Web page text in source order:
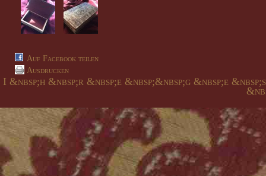
Auf Facebook teilen
Ausdrucken
I &nbsp;h &nbsp;r &nbsp;e &nbsp;&nbsp;g &nbsp;e